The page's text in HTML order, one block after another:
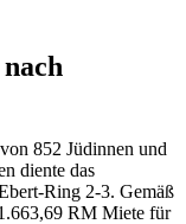
852 Jüdinnen und
diente das
Ring 2-3. Gemäß
RM Miete für